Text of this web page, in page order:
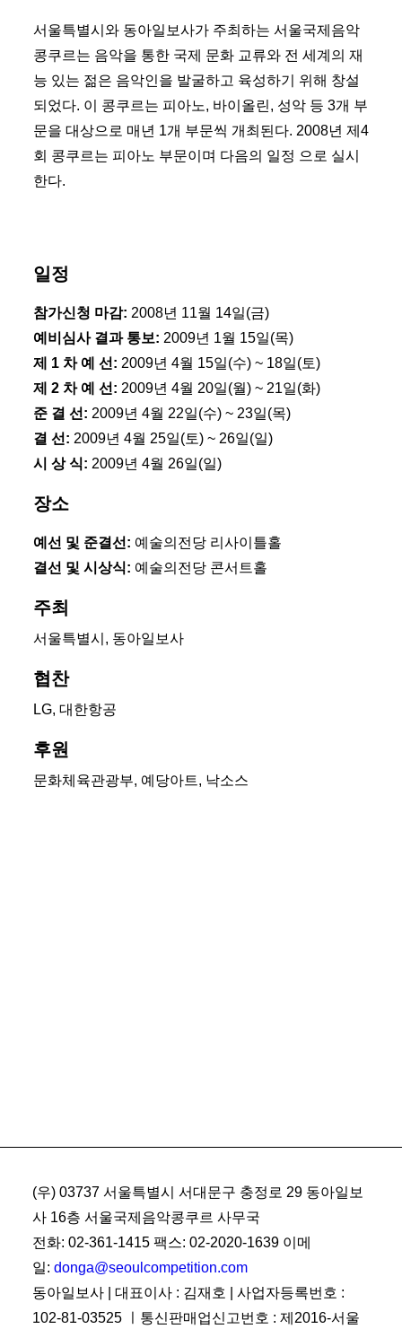
서울특별시와 동아일보사가 주최하는 서울국제음악
콩쿠르는 음악을 통한 국제 문화 교류와 전 세계의 재
능 있는 젊은 음악인을 발굴하고 육성하기 위해 창설
되었다. 이 콩쿠르는 피아노, 바이올린, 성악 등 3개 부
문을 대상으로 매년 1개 부문씩 개최된다. 2008년 제4
회 콩쿠르는 피아노 부문이며 다음의 일정 으로 실시
한다.
일정
참가신청 마감: 2008년 11월 14일(금)
예비심사 결과 통보: 2009년 1월 15일(목)
제 1 차 예 선: 2009년 4월 15일(수) ~ 18일(토)
제 2 차 예 선: 2009년 4월 20일(월) ~ 21일(화)
준 결 선: 2009년 4월 22일(수) ~ 23일(목)
결 선: 2009년 4월 25일(토) ~ 26일(일)
시 상 식: 2009년 4월 26일(일)
장소
예선 및 준결선: 예술의전당 리사이틀홀
결선 및 시상식: 예술의전당 콘서트홀
주최
서울특별시, 동아일보사
협찬
LG, 대한항공
후원
문화체육관광부, 예당아트, 낙소스
(우) 03737 서울특별시 서대문구 충정로 29 동아일보
사 16층 서울국제음악콩쿠르 사무국
전화: 02-361-1415 팩스: 02-2020-1639 이메
일: donga@seoulcompetition.com
동아일보사 | 대표이사 : 김재호 | 사업자등록번호 :
102-81-03525 ㅣ통신판매업신고번호 : 제2016-서울